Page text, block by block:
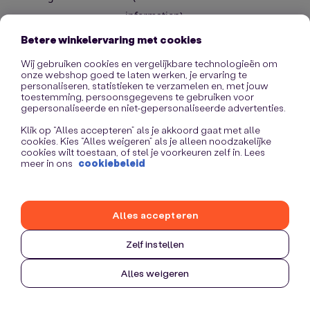
information).
Betere winkelervaring met cookies
Wij gebruiken cookies en vergelijkbare technologieën om
onze webshop goed te laten werken, je ervaring te
personaliseren, statistieken te verzamelen en, met jouw
toestemming, persoonsgegevens te gebruiken voor
gepersonaliseerde en niet-gepersonaliseerde advertenties.
Klik op “Alles accepteren” als je akkoord gaat met alle
cookies. Kies “Alles weigeren” als je alleen noodzakelijke
cookies wilt toestaan, of stel je voorkeuren zelf in. Lees
meer in ons cookiebeleid
Zelf instellen
Alles weigeren
Alles accepteren